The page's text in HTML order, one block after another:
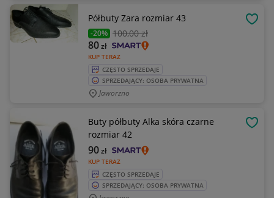
Półbuty Zara rozmiar 43
-20% 100,00 zł
KUP TERAZ
80zł
CZĘSTO SPRZEDAJE
SPRZEDAJĄCY: OSOBA PRYWATNA
Jaworzno
Buty półbuty Alka skóra czarne
rozmiar 42
KUP TERAZ
90zł
CZĘSTO SPRZEDAJE
SPRZEDAJĄCY: OSOBA PRYWATNA